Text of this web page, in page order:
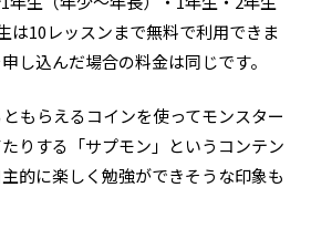
は10レッスンまで無料で利用できま
し込んだ場合の料金は同じです。
もらえるコインを使ってモンスター
りする「サプモン」というコンテン
的に楽しく勉強ができそうな印象も